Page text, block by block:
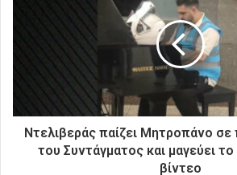
Ντελιβεράς παίζει Μητροπάνο σε
του Συντάγματος και μαγεύει
βίντεο